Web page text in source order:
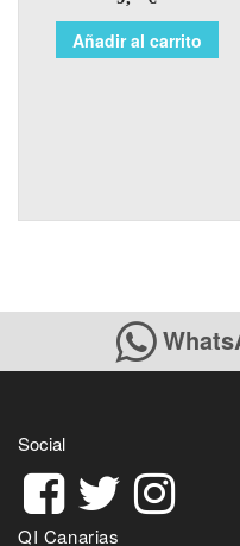
Añadir al carrito
Social
QI Canarias